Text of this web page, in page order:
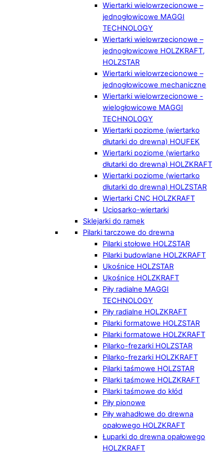
Wiertarki wielowrzecionowe –
jednogłowicowe MAGGI
TECHNOLOGY
Wiertarki wielowrzecionowe –
jednogłowicowe HOLZKRAFT,
HOLZSTAR
Wiertarki wielowrzecionowe –
jednogłowicowe mechaniczne
Wiertarki wielowrzecionowe -
wielogłowicowe MAGGI
TECHNOLOGY
Wiertarki poziome (wiertarko
dłutarki do drewna) HOUFEK
Wiertarki poziome (wiertarko
dłutarki do drewna) HOLZKRAFT
Wiertarki poziome (wiertarko
dłutarki do drewna) HOLZSTAR
Wiertarki CNC HOLZKRAFT
Uciosarko-wiertarki
Sklejarki do ramek
Pilarki tarczowe do drewna
Pilarki stołowe HOLZSTAR
Pilarki budowlane HOLZKRAFT
Ukośnice HOLZSTAR
Ukośnice HOLZKRAFT
Piły radialne MAGGI
TECHNOLOGY
Piły radialne HOLZKRAFT
Pilarki formatowe HOLZSTAR
Pilarki formatowe HOLZKRAFT
Pilarko-frezarki HOLZSTAR
Pilarko-frezarki HOLZKRAFT
Pilarki taśmowe HOLZSTAR
Pilarki taśmowe HOLZKRAFT
Pilarki taśmowe do kłód
Piły pionowe
Piły wahadłowe do drewna
opałowego HOLZKRAFT
Łuparki do drewna opałowego
HOLZKRAFT